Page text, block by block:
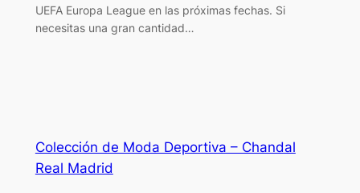
UEFA Europa League en las próximas fechas. Si
necesitas una gran cantidad…
Colección de Moda Deportiva – Chandal
Real Madrid